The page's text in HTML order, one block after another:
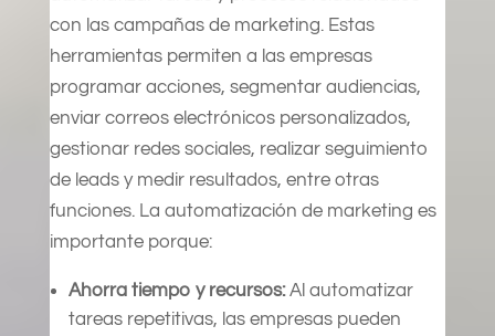
con las campañas de marketing. Estas
herramientas permiten a las empresas
programar acciones, segmentar audiencias,
enviar correos electrónicos personalizados,
gestionar redes sociales, realizar seguimiento
de leads y medir resultados, entre otras
funciones. La automatización de marketing es
importante porque:
Ahorra tiempo y recursos:Al automatizar
tareas repetitivas, las empresas pueden